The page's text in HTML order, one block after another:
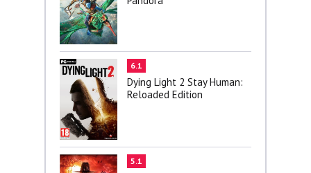
6.1
Dying Light 2 Stay Human:
Reloaded Edition
5.1